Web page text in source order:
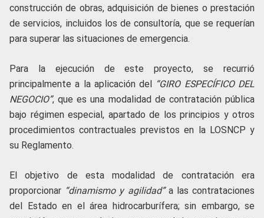
construcción de obras, adquisición de bienes o prestación
de servicios, incluidos los de consultoría, que se requerían
para superar las situaciones de emergencia.
Para la ejecución de este proyecto, se recurrió
principalmente a la aplicación del “GIRO ESPECÍFICO DEL
NEGOCIO”, que es una modalidad de contratación pública
bajo régimen especial, apartado de los principios y otros
procedimientos contractuales previstos en la LOSNCP y
su Reglamento.
El objetivo de esta modalidad de contratación era
proporcionar “dinamismo y agilidad” a las contrataciones
del Estado en el área hidrocarburífera; sin embargo, se